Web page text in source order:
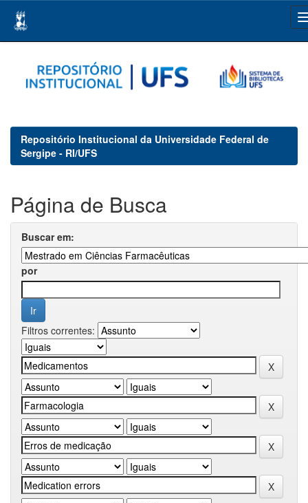
navigation
Repositório Institucional da Universidade Federal de
Sergipe - RI/UFS
Página de Busca
Buscar em:
por
Filtros correntes: